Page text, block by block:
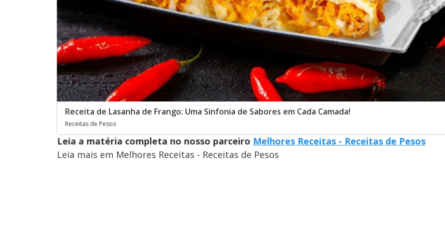
Receita de Lasanha de Frango: Uma Sinfonia de Sabores em Cada Camada!
Receitas de Pesos
Leia a matéria completa no nosso parceiro Melhores Receitas - Receitas de Pesos
Leia mais em Melhores Receitas - Receitas de Pesos